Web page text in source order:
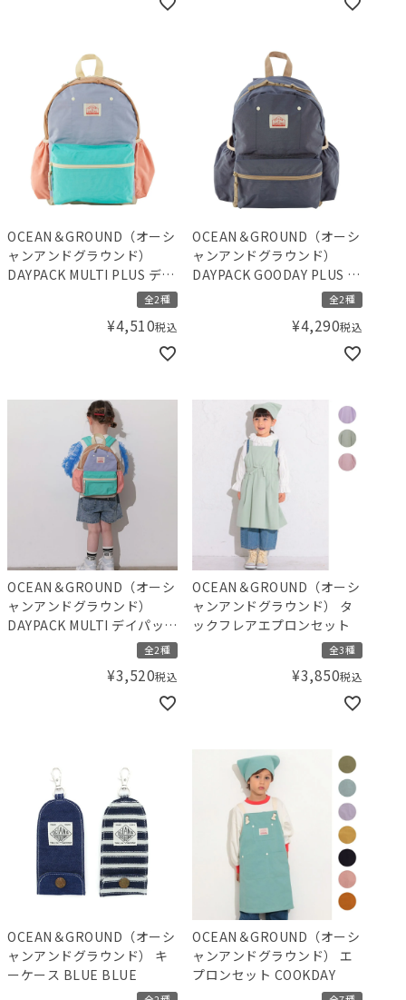
OCEAN＆GROUND（オーシ
ャンアンドグラウンド）
DAYPACK MULTI PLUS デイ
全2種
¥4,510税込
OCEAN＆GROUND（オーシ
ャンアンドグラウンド）
DAYPACK GOODAY PLUS デ
全2種
¥4,290税込
OCEAN＆GROUND（オーシ
ャンアンドグラウンド）
DAYPACK MULTI デイパック
全2種
¥3,520税込
OCEAN＆GROUND（オーシ
ャンアンドグラウンド） タ
ックフレアエプロンセット
全3種
¥3,850税込
OCEAN＆GROUND（オーシ
ャンアンドグラウンド） キ
ーケース BLUE BLUE
OCEAN＆GROUND（オーシ
ャンアンドグラウンド） エ
プロンセット COOKDAY